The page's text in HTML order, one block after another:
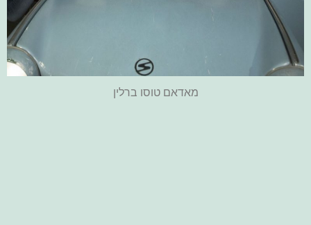
מאדאם טוסו ברלין